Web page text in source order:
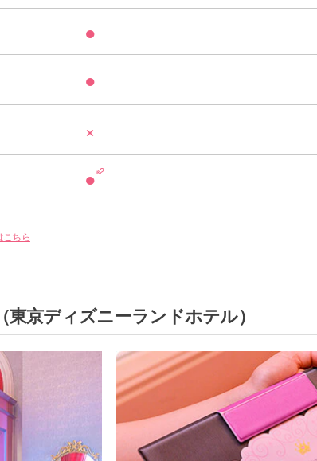
●
●
×
●※2
こちら
（東京ディズニーランドホテル）